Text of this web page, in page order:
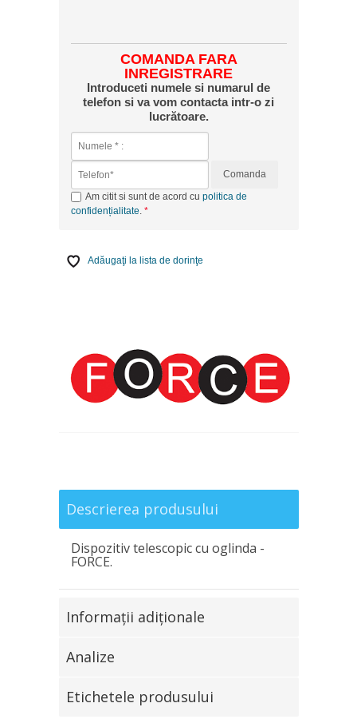
COMANDA FARA
INREGISTRARE
Introduceti numele si numarul de
telefon si va vom contacta intr-o zi
lucrătoare.
Comanda
Am citit si sunt de acord cu politica de
confidențialitate
Adăugaţi la lista de dorinţe
Descrierea produsului
Dispozitiv telescopic cu oglinda -
FORCE.
Informaţii adiţionale
Analize
Etichetele produsului